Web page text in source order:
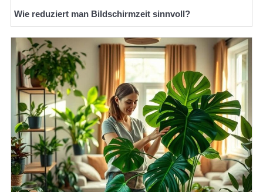
Wie reduziert man Bildschirmzeit sinnvoll?